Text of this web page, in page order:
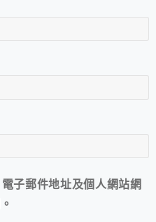
子郵件地址及個人網站網